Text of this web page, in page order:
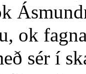
ok
sér í